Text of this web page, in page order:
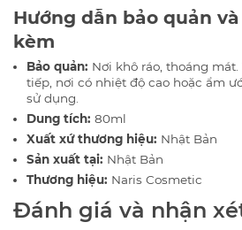
Hướng dẫn bảo quản
kèm
Bảo quản: Nơi khô ráo, thoáng
tiếp, nơi có nhiệt độ cao hoặc ẩm
sử dụng.
Dung tích: 80ml
Xuất xứ thương hiệu: Nhật Bản
Sản xuất tại: Nhật Bản
Thương hiệu: Naris Cosmetic
Đánh giá và nhận